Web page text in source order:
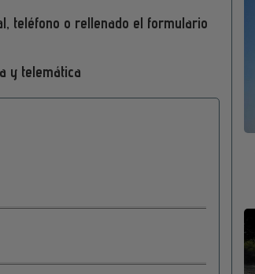
teléfono o rellenado el formulario
y telemática